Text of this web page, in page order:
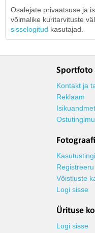
Osalejate privaatsuse ja
võimalike kuritarvituste
sisselogitud kasutajad.
Sportfoto
Kontakt ja
Reklaam
Võistluste
Logi sisse
Ürituse
Logi sisse